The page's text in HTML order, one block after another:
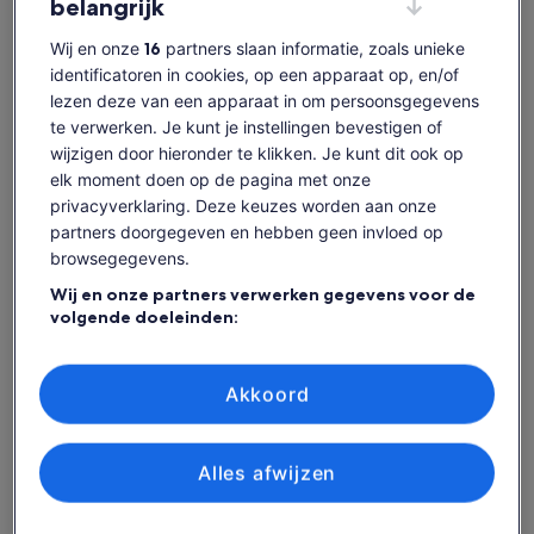
wedstrijddag
Beschikbaarheid
controleren
Datums
zo. 9 aug - zo. 23 aug
zo 9 aug. ma 10 aug. di 11 aug. wo 12 aug.
Tickets weergeven
Content op deze pagina is mogelijk geproduceerd
door machinevertaling
nieuwe
belangrijk
Wij en onze 16 partners slaan informatie, zoals unieke
identificatoren in cookies, op een apparaat op, en/of
lezen deze van een apparaat in om persoonsgegevens
te verwerken. Je kunt je instellingen bevestigen of
wijzigen door hieronder te klikken. Je kunt dit ook op
elk moment doen op de pagina met onze
privacyverklaring. Deze keuzes worden aan onze
partners doorgegeven en hebben geen invloed op
browsegegevens.
Wij en onze partners verwerken gegevens voor de
volgende doeleinden:
actief scannen ter identificatie. Informatie op een apparaat opslaan
advertentie- en contentmetingen, doelgroepenonderzoek en
ontwikkeling van diensten.
Alles afwijzen
Akkoord